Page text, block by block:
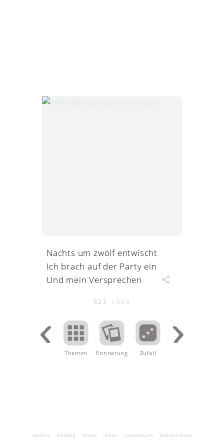
Nachts um zwölf entwischt
Ich brach auf der Party ein
Und mein Versprechen
322 / 585
Themen . Zufall
Erinnerung
Haikus Anfang Index Über Impressum Datenschutz